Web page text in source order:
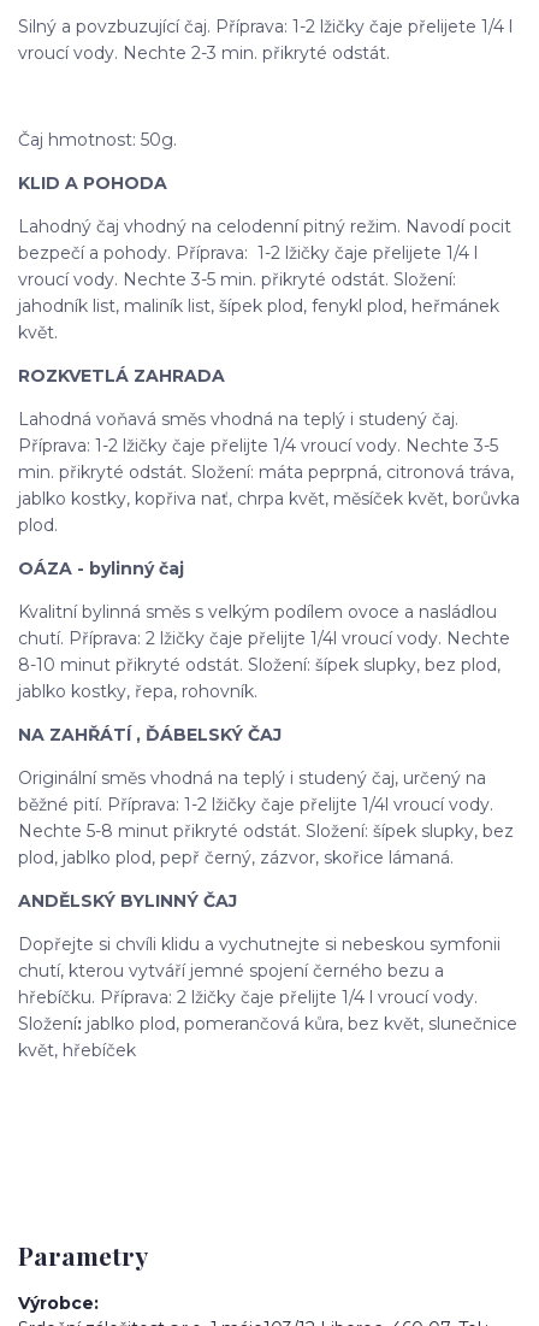
Silný a povzbuzující čaj. Příprava: 1-2 lžičky čaje přelijete 1/4 l
vroucí vody. Nechte 2-3 min. přikryté odstát.
Čaj hmotnost: 50g.
KLID A POHODA
Lahodný čaj vhodný na celodenní pitný režim. Navodí pocit
bezpečí a pohody. Příprava: 1-2 lžičky čaje přelijete 1/4 l
vroucí vody. Nechte 3-5 min. přikryté odstát. Složení:
jahodník list, maliník list, šípek plod, fenykl plod, heřmánek
květ.
ROZKVETLÁ ZAHRADA
Lahodná voňavá směs vhodná na teplý i studený čaj.
Příprava: 1-2 lžičky čaje přelijte 1/4 vroucí vody. Nechte 3-5
min. přikryté odstát. Složení: máta peprpná, citronová tráva,
jablko kostky, kopřiva nať, chrpa květ, měsíček květ, borůvka
plod.
OÁZA - bylinný čaj
Kvalitní bylinná směs s velkým podílem ovoce a nasládlou
chutí. Příprava: 2 lžičky čaje přelijte 1/4l vroucí vody. Nechte
8-10 minut přikryté odstát. Složení: šípek slupky, bez plod,
jablko kostky, řepa, rohovník.
NA ZAHŘÁTÍ , ĎÁBELSKÝ ČAJ
Originální směs vhodná na teplý i studený čaj, určený na
běžné pití. Příprava: 1-2 lžičky čaje přelijte 1/4l vroucí vody.
Nechte 5-8 minut přikryté odstát. Složení: šípek slupky, bez
plod, jablko plod, pepř černý, zázvor, skořice lámaná.
ANDĚLSKÝ BYLINNÝ ČAJ
Dopřejte si chvíli klidu a vychutnejte si nebeskou symfonii
chutí, kterou vytváří jemné spojení černého bezu a
hřebíčku. Příprava: 2 lžičky čaje přelijte 1/4 l vroucí vody.
Složení: jablko plod, pomerančová kůra, bez květ, slunečnice
květ, hřebíček
Parametry
Výrobce